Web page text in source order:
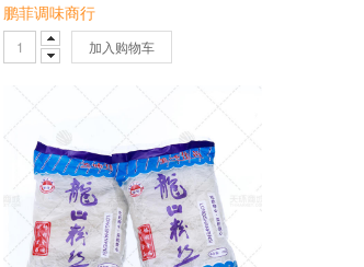
鹏菲调味商行
加入购物车